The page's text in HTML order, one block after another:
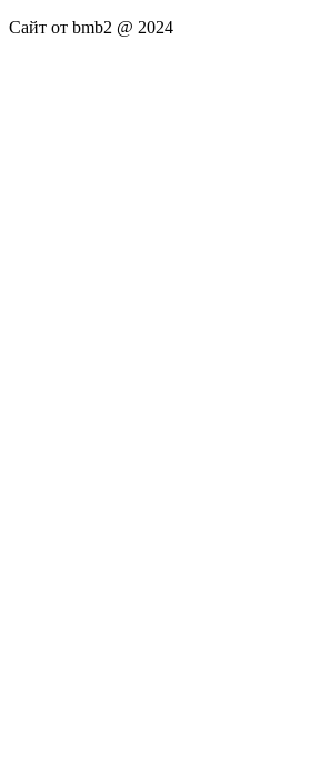
Сайт от bmb2 @ 2024